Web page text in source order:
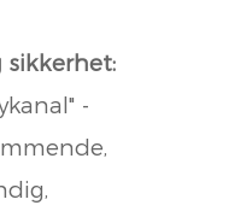
sikkerhet:
-